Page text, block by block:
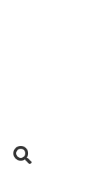
HAKU